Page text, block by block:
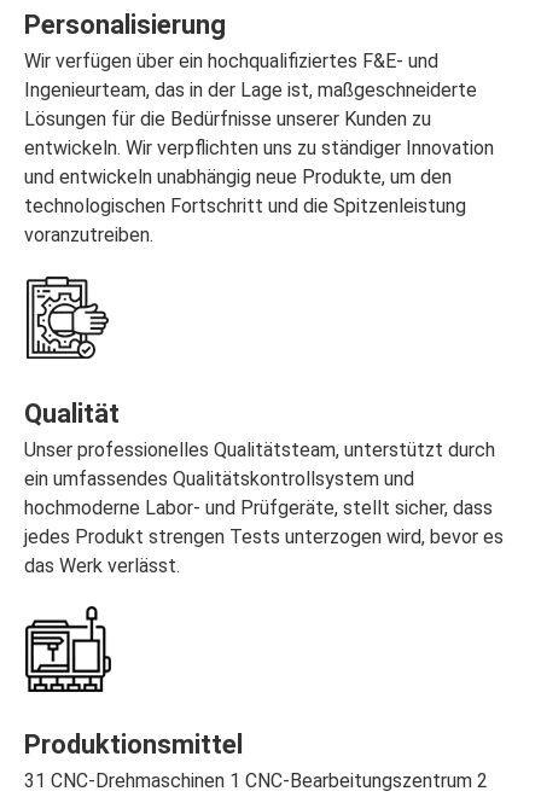
Personalisierung
Wir verfügen über ein hochqualifiziertes F&E- und
Ingenieurteam, das in der Lage ist, maßgeschneiderte
Lösungen für die Bedürfnisse unserer Kunden zu
entwickeln. Wir verpflichten uns zu ständiger Innovation
und entwickeln unabhängig neue Produkte, um den
technologischen Fortschritt und die Spitzenleistung
voranzutreiben.
Qualität
Unser professionelles Qualitätsteam, unterstützt durch
ein umfassendes Qualitätskontrollsystem und
hochmoderne Labor- und Prüfgeräte, stellt sicher, dass
jedes Produkt strengen Tests unterzogen wird, bevor es
das Werk verlässt.
Produktionsmittel
31 CNC-Drehmaschinen 1 CNC-Bearbeitungszentrum 2